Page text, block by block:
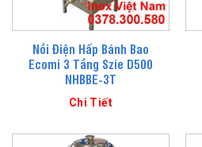
Nồi Điện Hấp Bánh Bao
Ecomi 3 Tầng Szie D500
NHBBE-3T
Chi Tiết